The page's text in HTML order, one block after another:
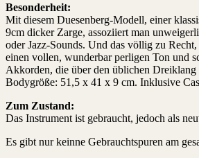
Besonderheit:
Mit diesem Duesenberg-Modell, einer
9cm dicker Zarge, assoziiert man
oder Jazz-Sounds. Und das völlig zu
einen vollen, wunderbar perligen Ton und
Akkorden, die über den üblichen Dreiklang
Bodygröße: 51,5 x 41 x 9 cm. Inklusive
Zum Zustand:
Das Instrument ist gebraucht, jedoch als
Es gibt nur keinne Gebrauchtspuren am